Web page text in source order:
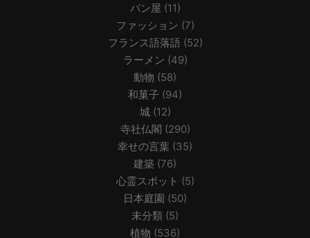
パン屋 (11)
ファッション (7)
フランス語落語 (52)
ラーメン (49)
動物 (58)
和菓子 (94)
城(12)
寺社仏閣 (290)
幸せの言葉 (35)
建築 (76)
心霊スポット (5)
日本庭園 (50)
未分類 (5)
植物 (536)